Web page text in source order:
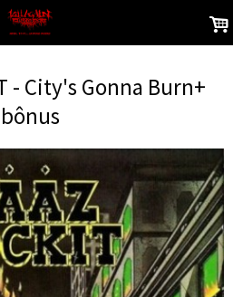
.
- City's Gonna Burn+
bônus